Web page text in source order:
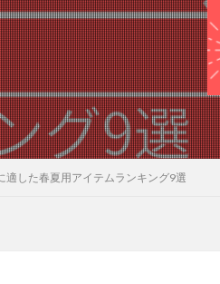
適した春夏用アイテムランキング9選